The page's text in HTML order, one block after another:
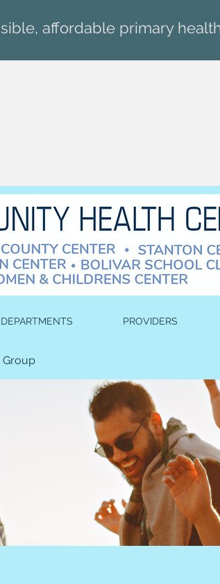
affordable primary
DEPARTMENTS PROVIDERS
Group